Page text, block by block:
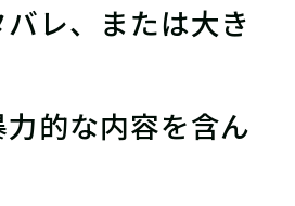
レ、または大き
的な内容を含ん